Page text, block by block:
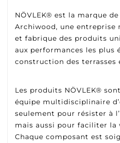
NÖVLEK® est la marque
Archiwood, une entreprise
et fabrique des produits
aux performances les plus
construction des terrasses
Les produits NÖVLEK®
équipe multidisciplinaire
seulement pour résister à
mais aussi pour faciliter la
Chaque composant est